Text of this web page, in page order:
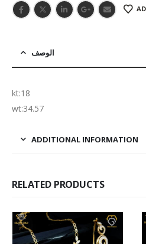
الوصف
kt:18
wt:34.57
ADDITIONAL INFORMATION
RELATED PRODUCTS